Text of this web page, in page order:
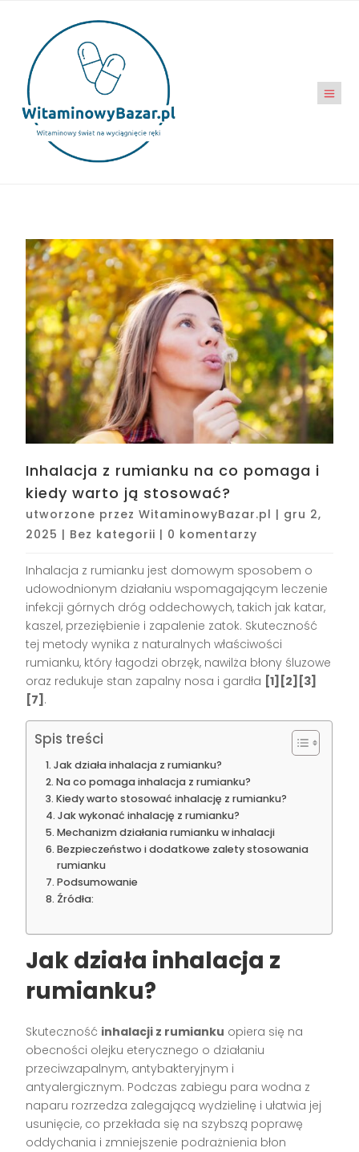
Inhalacja z rumianku na co pomaga i
kiedy warto ją stosować?
utworzone przezWitaminowyBazar.pl | gru 2,
2025 | Bez kategorii | 0 komentarzy
Inhalacja z rumianku jest domowym sposobem o
udowodnionym działaniu wspomagającym leczenie
infekcji górnych dróg oddechowych, takich jak katar,
kaszel, przeziębienie i zapalenie zatok. Skuteczność
tej metody wynika z naturalnych właściwości
rumianku, który łagodzi obrzęk, nawilża błony śluzowe
oraz redukuje stan zapalny nosa i gardła [1][2][3]
[7] .
Spis treści
Jak działa inhalacja z rumianku?
Na co pomaga inhalacja z rumianku?
Kiedy warto stosować inhalację z rumianku?
Jak wykonać inhalację z rumianku?
Mechanizm działania rumianku w inhalacji
Bezpieczeństwo i dodatkowe zalety stosowania
rumianku
Podsumowanie
Źródła:
Jak działa inhalacja z
rumianku?
Skuteczność inhalacji z rumianku opiera się na
obecności olejku eterycznego o działaniu
przeciwzapalnym, antybakteryjnym i
antyalergicznym. Podczas zabiegu para wodna z
naparu rozrzedza zalegającą wydzielinę i ułatwia jej
usunięcie, co przekłada się na szybszą poprawę
oddychania i zmniejszenie podrażnienia błon